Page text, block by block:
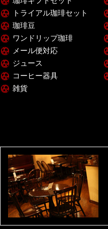
トライアル珈琲セット
珈琲豆
ワンドリップ珈琲
メール便対応
ジュース
コーヒー器具
雑貨